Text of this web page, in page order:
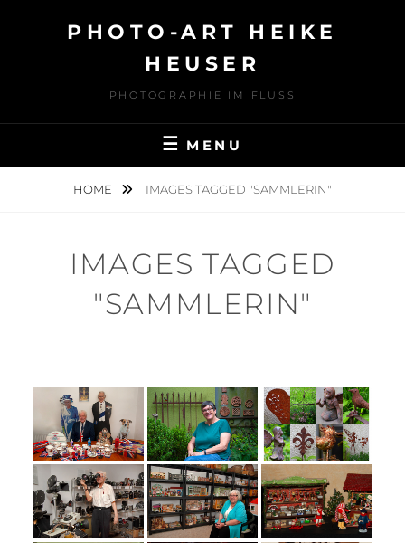
PHOTO-ART HEIKE
HEUSER
PHOTOGRAPHIE IM FLUSS
MENU
HOME IMAGES TAGGED "SAMMLERIN"
IMAGES TAGGED
"SAMMLERIN"